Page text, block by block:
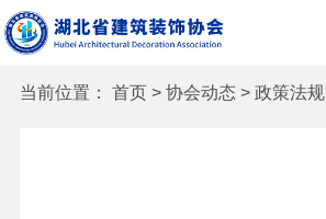
首页
当前位置： 首页> 协会动态> 政策法规